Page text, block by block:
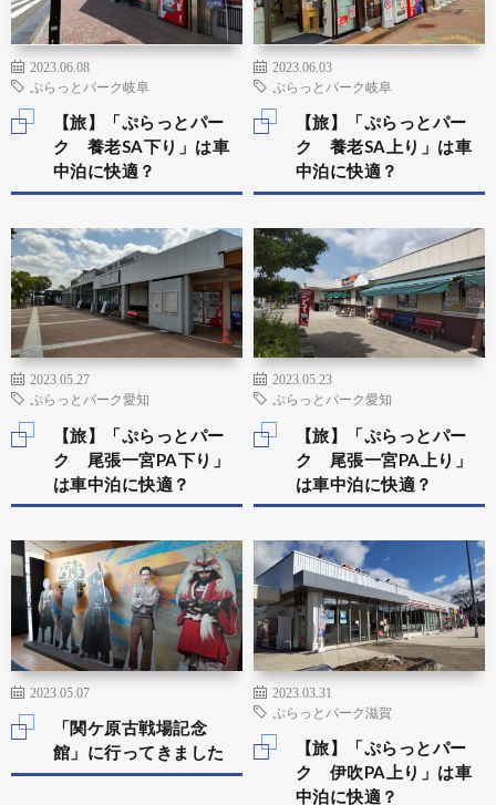
2023.06.08
ぷらっとパーク岐阜
【旅】「ぷらっとパー
ク 養老SA下り」は車
中泊に快適？
2023.06.03
ぷらっとパーク岐阜
【旅】「ぷらっとパー
ク 養老SA上り」は車
中泊に快適？
2023.05.27
ぷらっとパーク愛知
【旅】「ぷらっとパー
ク 尾張一宮PA下り」
は車中泊に快適？
2023.05.23
ぷらっとパーク愛知
【旅】「ぷらっとパー
ク 尾張一宮PA上り」
は車中泊に快適？
2023.05.07
「関ケ原古戦場記念
館」に行ってきました
2023.03.31
ぷらっとパーク滋賀
【旅】「ぷらっとパー
ク 伊吹PA上り」は車
中泊に快適？